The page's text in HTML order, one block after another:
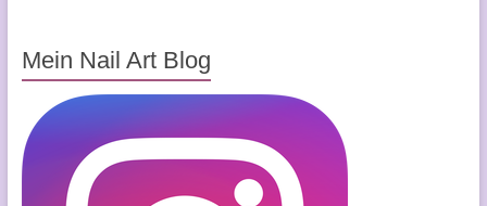
Mein Nail Art Blog